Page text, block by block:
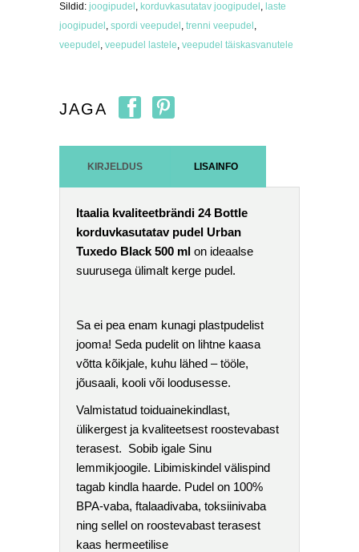
Sildid: joogipudel , korduvkasutatav joogipudel , laste
joogipudel , spordi veepudel , trenni veepudel ,
veepudel , veepudel lastele, veepudel täiskasvanutele
JAGA
KIRJELDUS LISAINFO
Itaalia kvaliteetbrändi 24 Bottle
korduvkasutatav pudel Urban
Tuxedo Black 500 ml on ideaalse
suurusega ülimalt kerge pudel.
Sa ei pea enam kunagi plastpudelist
jooma! Seda pudelit on lihtne kaasa
võtta kõikjale, kuhu lähed – tööle,
jõusaali, kooli või loodusesse.
Valmistatud toiduainekindlast,
ülikergest ja kvaliteetsest roostevabast
terasest. Sobib igale Sinu
lemmikjoogile. Libimiskindel välispind
tagab kindla haarde. Pudel on 100%
BPA-vaba, ftalaadivaba, toksiinivaba
ning sellel on roostevabast terasest
kaas hermeetilise